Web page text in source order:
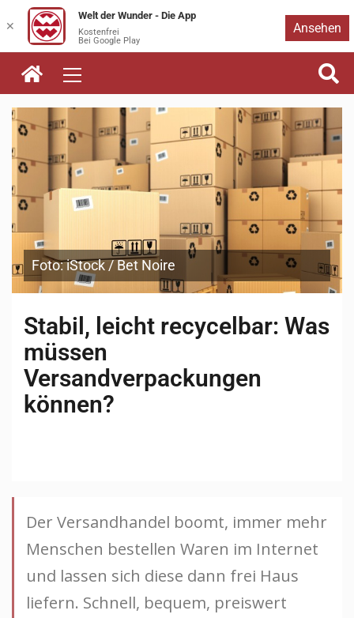
Zum
Inhalt
springen
Foto: iStock / Bet Noire
Stabil, leicht recycelbar: Was
müssen
Versandverpackungen
können?
Der Versandhandel boomt, immer mehr
Menschen bestellen Waren im Internet
und lassen sich diese dann frei Haus
liefern. Schnell, bequem, preiswert
✕
Welt der Wunder - Die App
Kostenfrei
Bei Google Play
Ansehen